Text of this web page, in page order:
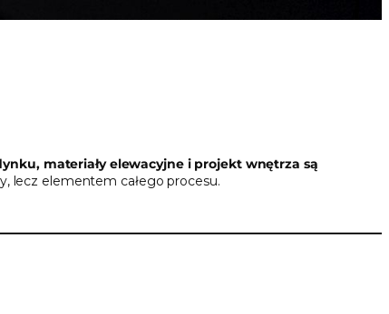
materiały elewacyjne i projekt wnętrza są
lecz elementem całego procesu.